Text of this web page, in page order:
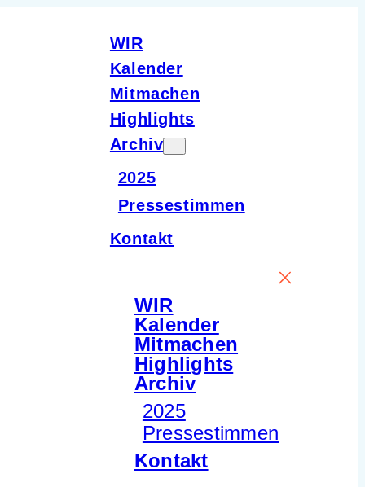
WIR
Kalender
Mitmachen
Highlights
Archiv
2025
Pressestimmen
Kontakt
WIR
Kalender
Mitmachen
Highlights
Archiv
2025
Pressestimmen
Kontakt